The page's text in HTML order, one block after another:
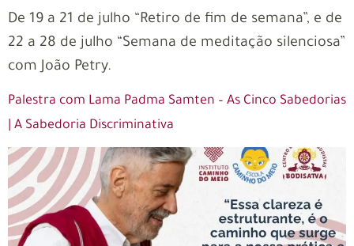
De 19 a 21 de julho “Retiro de fim de semana”, e de
22 a 28 de julho “Semana de meditação silenciosa”
com João Petry.
Palestra com Lama Padma Samten – As Cinco Sabedorias
| A Sabedoria Discriminativa